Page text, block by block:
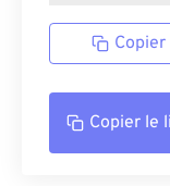
Copier le